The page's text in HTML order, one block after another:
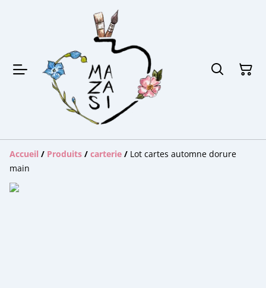
Accueil / Produits / carterie / Lot cartes automne dorure
main